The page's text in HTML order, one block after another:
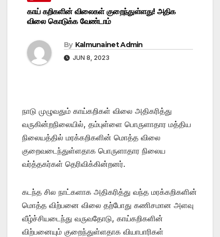
காய் கறிகளின் விலைகள் குறைந்துள்ளது! அதிக
விலை கொடுக்க வேண்டாம்
By Kalmunainet Admin
JUN 8, 2023
நாடு முழுவதும் காய்கறிகள் விலை அதிகரித்து
வருகின்றநிலையில், தம்புள்ளை பொருளாதார மத்திய
நிலையத்தில் மரக்கறிகளின் மொத்த விலை
குறைவடைந்துள்ளதாக பொருளாதார நிலைய
வர்த்தகர்கள் தெரிவிக்கின்றனர்.
கடந்த சில நாட்களாக அதிகரித்து வந்த மரக்கறிகளின்
மொத்த விற்பனை விலை தற்போது கணிசமான அளவு
வீழ்ச்சியடைந்து வருவதோடு, காய்கறிகளின்
விற்பனையும் குறைந்துள்ளதாக வியாபாரிகள்